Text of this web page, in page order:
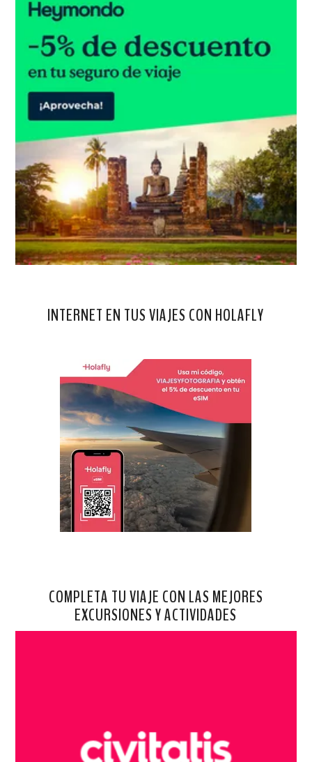
INTERNET EN TUS VIAJES CON HOLAFLY
COMPLETA TU VIAJE CON LAS MEJORES
EXCURSIONES Y ACTIVIDADES